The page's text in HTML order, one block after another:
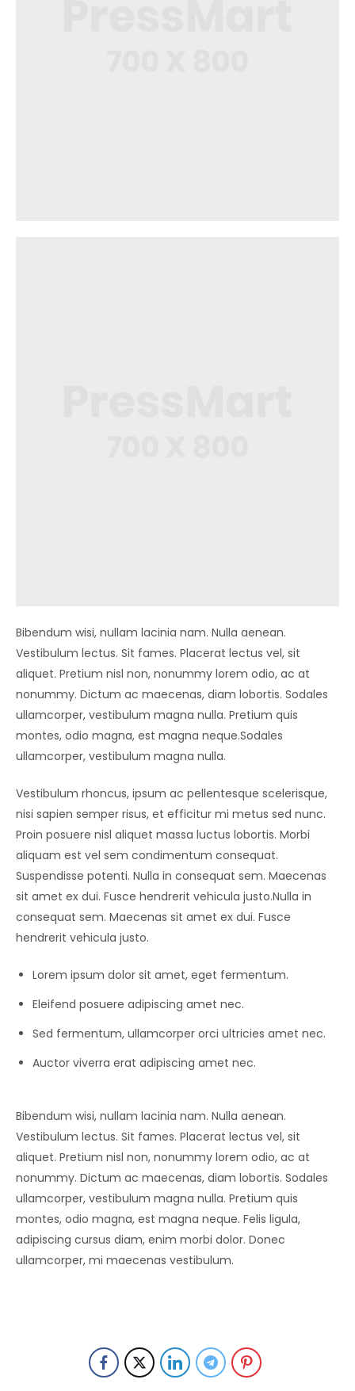
Bibendum wisi, nullam lacinia nam. Nulla aenean.
Vestibulum lectus. Sit fames. Placerat lectus vel, sit
aliquet. Pretium nisl non, nonummy lorem odio, ac at
nonummy. Dictum ac maecenas, diam lobortis. Sodales
ullamcorper, vestibulum magna nulla. Pretium quis
montes, odio magna, est magna neque.Sodales
ullamcorper, vestibulum magna nulla.
Vestibulum rhoncus, ipsum ac pellentesque scelerisque,
nisi sapien semper risus, et efficitur mi metus sed nunc.
Proin posuere nisl aliquet massa luctus lobortis. Morbi
aliquam est vel sem condimentum consequat.
Suspendisse potenti. Nulla in consequat sem. Maecenas
sit amet ex dui. Fusce hendrerit vehicula justo.Nulla in
consequat sem. Maecenas sit amet ex dui. Fusce
hendrerit vehicula justo.
Lorem ipsum dolor sit amet, eget fermentum.
Eleifend posuere adipiscing amet nec.
Sed fermentum, ullamcorper orci ultricies amet nec.
Auctor viverra erat adipiscing amet nec.
Bibendum wisi, nullam lacinia nam. Nulla aenean.
Vestibulum lectus. Sit fames. Placerat lectus vel, sit
aliquet. Pretium nisl non, nonummy lorem odio, ac at
nonummy. Dictum ac maecenas, diam lobortis. Sodales
ullamcorper, vestibulum magna nulla. Pretium quis
montes, odio magna, est magna neque. Felis ligula,
adipiscing cursus diam, enim morbi dolor. Donec
ullamcorper, mi maecenas vestibulum.